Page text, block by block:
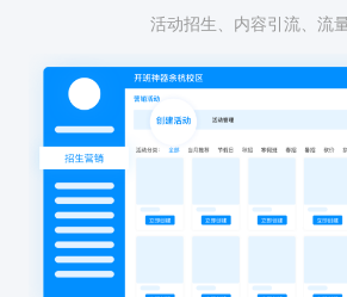
活动招生、内容引流、流